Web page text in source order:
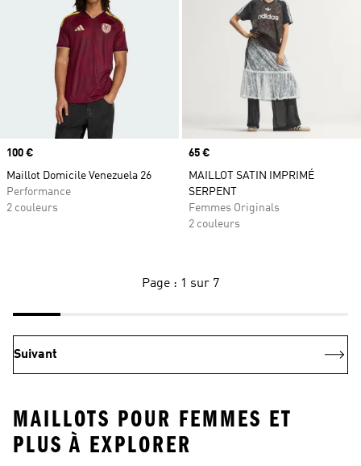
Prix
100 €
Maillot Domicile Venezuela 26
Performance
2 couleurs
Prix
65 €
MAILLOT SATIN IMPRIMÉ
SERPENT
Femmes Originals
2 couleurs
Page : 1 sur 7
Suivant
MAILLOTS POUR FEMMES ET
PLUS À EXPLORER